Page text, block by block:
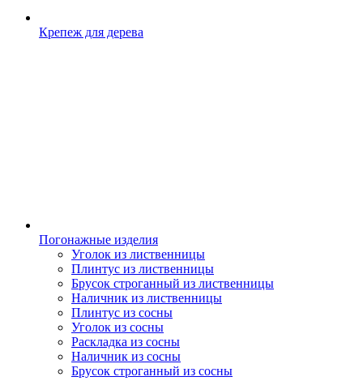
Крепеж для дерева
Погонажные изделия
Уголок из лиственницы
Плинтус из лиственницы
Брусок строганный из лиственницы
Наличник из лиственницы
Плинтус из сосны
Уголок из сосны
Раскладка из сосны
Наличник из сосны
Брусок строганный из сосны